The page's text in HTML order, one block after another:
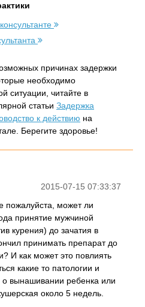
причинах задержки
необходимо
ситуации, читайте в
статьи Задержка
к действию на
Берегите здоровье!
2015-07-15 07:33:37
пожалуйста, может ли
принятие мужчиной
курения) до зачатия в
принимать препарат до
И как может это повлиять
какие то патологии и
вынашивании ребенка или
около 5 недель.